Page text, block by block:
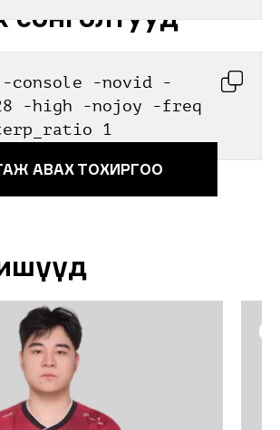
сонголтууд
-console -novid -
-high -nojoy -freq
1
АВАХ ТОХИРГОО